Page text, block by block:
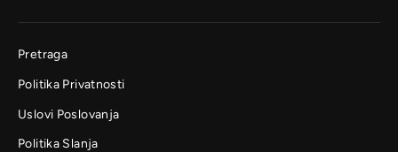
Pretraga
Politika Privatnosti
Uslovi Poslovanja
Politika Slanja